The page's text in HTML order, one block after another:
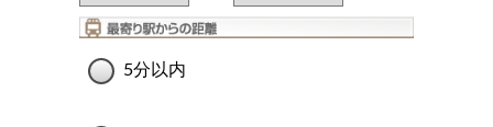
5分以内